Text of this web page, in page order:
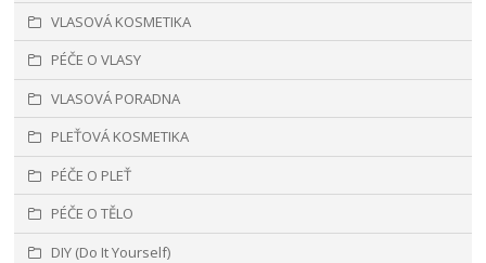
VLASOVÁ KOSMETIKA
PÉČE O VLASY
VLASOVÁ PORADNA
PLEŤOVÁ KOSMETIKA
PÉČE O PLEŤ
PÉČE O TĚLO
DIY (Do It Yourself)